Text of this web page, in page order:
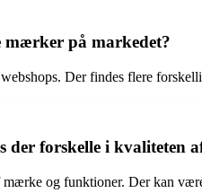
mærker på markedet?
Der findes flere
forskelle i kvaliteten
og funktioner. Der kan